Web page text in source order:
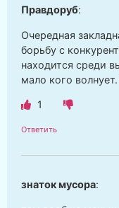
Правдоруб:
Очередная
борьбу с
находится среди
мало кого
1
Ответить
знаток мусора: